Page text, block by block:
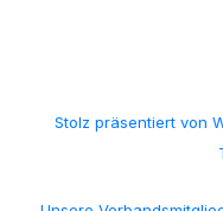
Stolz präsentiert von